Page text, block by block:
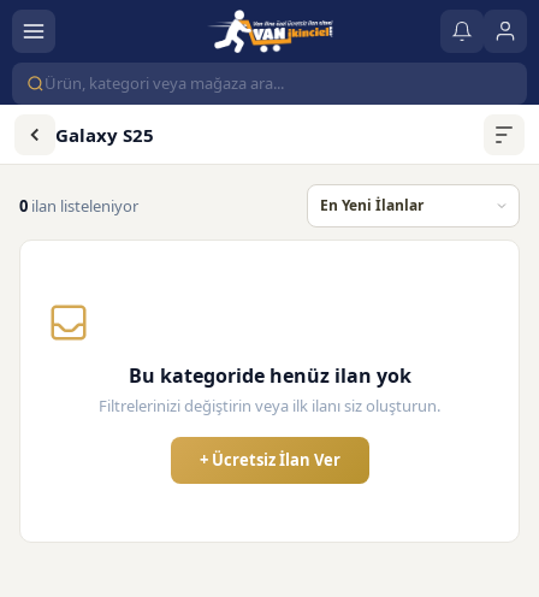
Galaxy S25
0 ilan listeleniyor
Bu kategoride henüz ilan yok
Filtrelerinizi değiştirin veya ilk ilanı siz oluşturun.
+ Ücretsiz İlan Ver